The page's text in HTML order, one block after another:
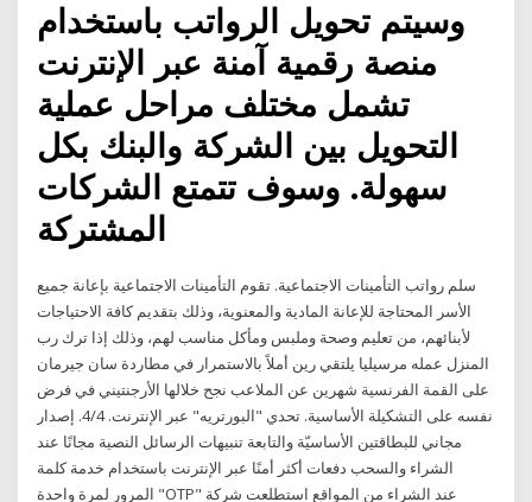
وسيتم تحويل الرواتب باستخدام
منصة رقمية آمنة عبر الإنترنت
تشمل مختلف مراحل عملية
التحويل بين الشركة والبنك بكل
سهولة. وسوف تتمتع الشركات
سلم رواتب التأمينات الاجتماعية. تقوم التأمينات الاجتماعية بإعانة جميع
الأسر المحتاجة للإعانة المادية والمعنوية، وذلك بتقديم كافة الاحتياجات
لأبنائهم، من تعليم وصحة وملبس ومأكل مناسب لهم، وذلك إذا ترك رب
المنزل عمله مرسيليا يلتقي رين أملاً بالاستمرار في مطاردة سان جيرمان
على القمة الفرنسية شهرين عن الملاعب نجح خلالها الأرجنتيني في فرض
نفسه على التشكيلة الأساسية. تحدي "البورتريه" عبر الإنترنت. 4/4. إصدار
مجاني للبطاقتين الأساسيّة والتابعة تنبيهات الرسائل النصية مجانًا عند
الشراء والسحب دفعات أكثر أمنًا عبر الإنترنت باستخدام خدمة كلمة
المرور لمرة واحدة "OTP" عند الشراء من المواقع استطلعت شركة